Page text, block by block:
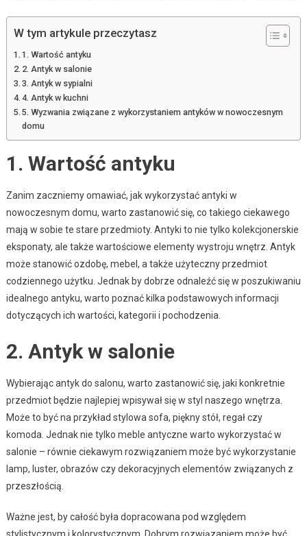
W tym artykule przeczytasz
1. Wartość antyku
2. Antyk w salonie
3. Antyk w sypialni
4. Antyk w kuchni
5. Wyzwania związane z wykorzystaniem antyków w nowoczesnym
domu
1. Wartość antyku
Zanim zaczniemy omawiać, jak wykorzystać antyki w
nowoczesnym domu, warto zastanowić się, co takiego ciekawego
mają w sobie te stare przedmioty. Antyki to nie tylko kolekcjonerskie
eksponaty, ale także wartościowe elementy wystroju wnętrz. Antyk
może stanowić ozdobę, mebel, a także użyteczny przedmiot
codziennego użytku. Jednak by dobrze odnaleźć się w poszukiwaniu
idealnego antyku, warto poznać kilka podstawowych informacji
dotyczących ich wartości, kategorii i pochodzenia.
2. Antyk w salonie
Wybierając antyk do salonu, warto zastanowić się, jaki konkretnie
przedmiot będzie najlepiej wpisywał się w styl naszego wnętrza.
Może to być na przykład stylowa sofa, piękny stół, regał czy
komoda. Jednak nie tylko meble antyczne warto wykorzystać w
salonie – równie ciekawym rozwiązaniem może być wykorzystanie
lamp, luster, obrazów czy dekoracyjnych elementów związanych z
przeszłością.
Ważne jest, by całość była dopracowana pod względem
stylistycznym i kolorystycznym. Dobrym rozwiązaniem może być